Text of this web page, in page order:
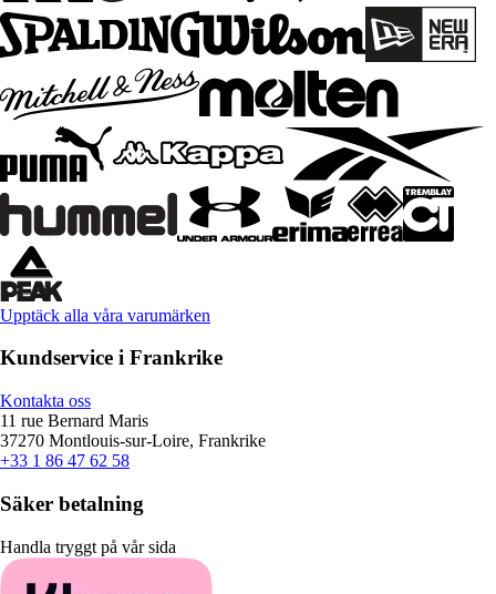
Upptäck alla våra varumärken
Kundservice i Frankrike
Kontakta oss
11 rue Bernard Maris
37270 Montlouis-sur-Loire, Frankrike
+33 1 86 47 62 58
Säker betalning
Handla tryggt på vår sida